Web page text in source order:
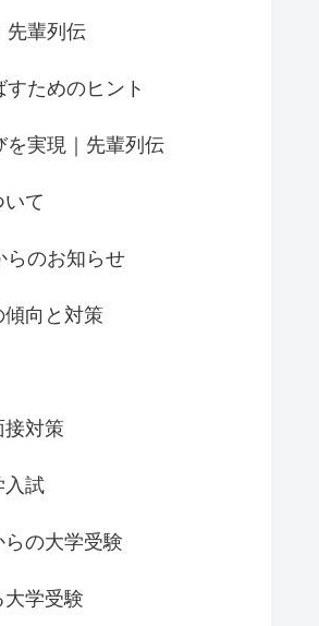
先輩列伝
すためのヒント
を実現｜先輩列伝
いて
らのお知らせ
向と対策
接対策
入試
の大学受験
学受験